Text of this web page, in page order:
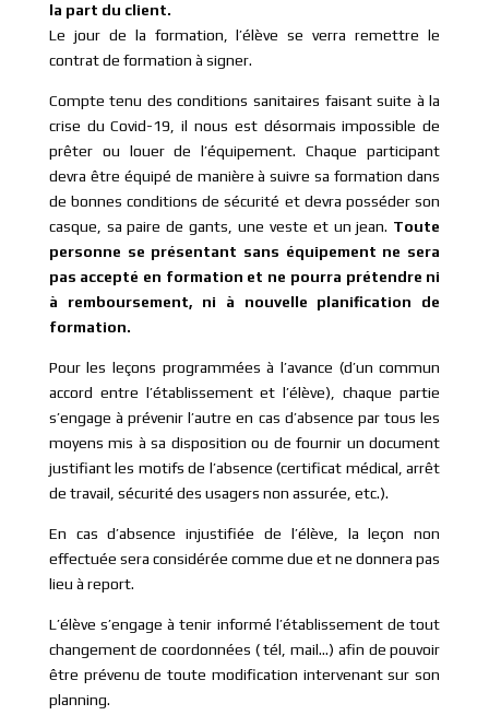
la part du client.
Le jour de la formation, l’élève se verra remettre le
contrat de formation à signer.
Compte tenu des conditions sanitaires faisant suite à la
crise du Covid-19, il nous est désormais impossible de
prêter ou louer de l’équipement. Chaque participant
devra être équipé de manière à suivre sa formation dans
de bonnes conditions de sécurité et devra posséder son
casque, sa paire de gants, une veste et un jean. Toute
personne se présentant sans équipement ne sera
pas accepté en formation et ne pourra prétendre ni
à remboursement, ni à nouvelle planification de
formation.
Pour les leçons programmées à l’avance (d’un commun
accord entre l’établissement et l’élève), chaque partie
s’engage à prévenir l’autre en cas d’absence par tous les
moyens mis à sa disposition ou de fournir un document
justifiant les motifs de l’absence (certificat médical, arrêt
de travail, sécurité des usagers non assurée, etc.).
En cas d’absence injustifiée de l’élève, la leçon non
effectuée sera considérée comme due et ne donnera pas
lieu à report.
L’élève s’engage à tenir informé l’établissement de tout
changement de coordonnées ( tél, mail…) afin de pouvoir
être prévenu de toute modification intervenant sur son
planning.